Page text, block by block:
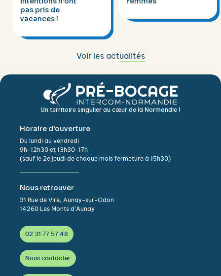
pas pris de
vacances !
Voir les actualités
Un territoire singulier au cœur de la Normandie !
Horaire d’ouverture
Du lundi au vendredi
9h-12h30 et 13h30-17h
(sauf le 2e jeudi de chaque mois fermeture à 15h30)
Nous retrouver
31 Rue de Vire, Aunay-sur-Odon
14260 Les Monts d’Aunay
02 31 77 57 48
Nous contacter